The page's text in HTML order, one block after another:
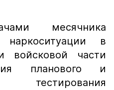
месячника
наркоситуации в
войсковой части
планового и
тестирования